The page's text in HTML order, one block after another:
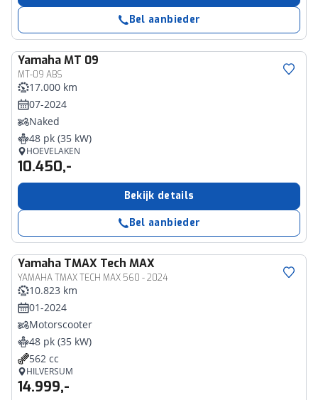
Bel aanbieder
YamahaMT 09
MT-09 ABS
17.000 km
07-2024
Naked
48 pk (35 kW)
HOEVELAKEN
10.450,-
Bekijk details
Bel aanbieder
Yamaha TMAX Tech MAX
YAMAHA TMAX TECH MAX 560 - 2024
10.823 km
01-2024
Motorscooter
48 pk (35 kW)
562 cc
HILVERSUM
14.999,-